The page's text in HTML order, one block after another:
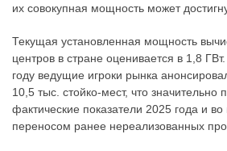
их совокупная мощность может
Текущая установленная мощность
центров в стране оценивается в 1,8
году ведущие игроки рынка
10,5 тыс. стойко-мест, что значительно
фактические показатели 2025 года и
переносом ранее нереализованных